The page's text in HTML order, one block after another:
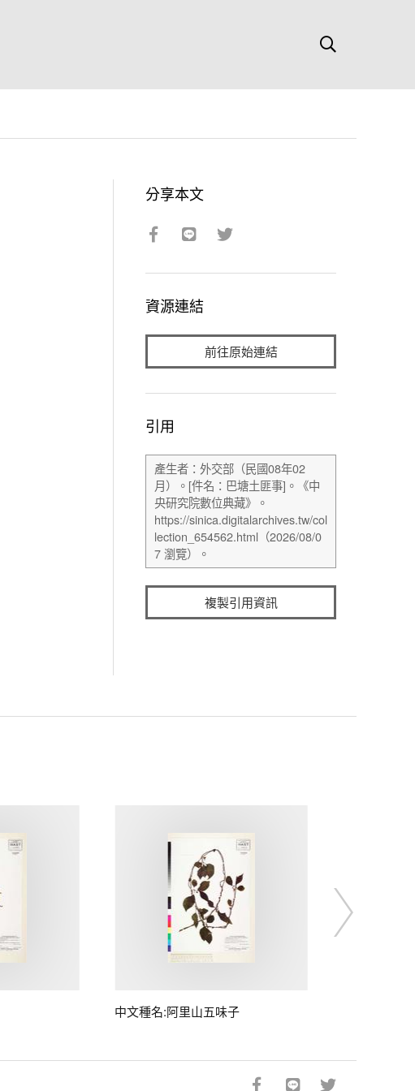
分享本文
資源連結
前往原始連結
引用
複製引用資訊
中文種名:阿里山五味子